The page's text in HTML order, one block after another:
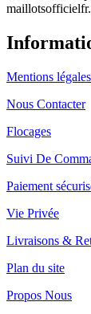
Mentions légales
Nous Contacter
Flocages
Suivi De
Paiement
Vie Privée
Livraisons &
Plan du site
Propos Nous